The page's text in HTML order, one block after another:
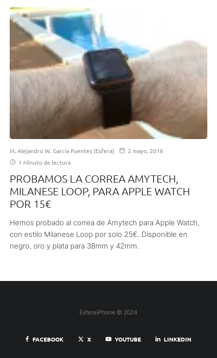
M. Alejandro W. García Fuentes (Esfera)
2 mayo, 2016
1 Minuto de lectura
PROBAMOS LA CORREA AMYTECH,
MILANESE LOOP, PARA APPLE WATCH
POR 15€
Hemos probado al correa de Amytech para Apple Watch,
con estilo Milanese Loop por solo 25€. Disponible en
negro, oro y plata para 38mm y 42mm.
EsferaiPhone © 2024
FACEBOOK X YOUTUBE LINKEDIN